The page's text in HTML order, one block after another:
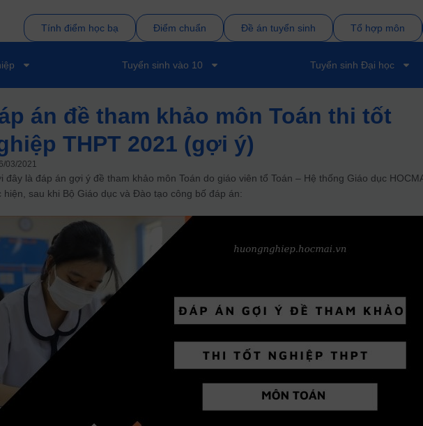
Tính điểm học bạ Điểm chuẩn Đề án tuyển sinh Tổ hợp môn
Tuyển sinh vào 10 Tuyển sinh Đại học
án đề tham khảo môn Toán thi tốt
THPT 2021 (gợi ý)
03/2021
đây là đáp án gợi ý đề tham khảo môn Toán do giáo viên tổ Toán – Hệ thống Giáo dục
hiện, sau khi Bộ Giáo dục và Đào tạo công bố đáp án: